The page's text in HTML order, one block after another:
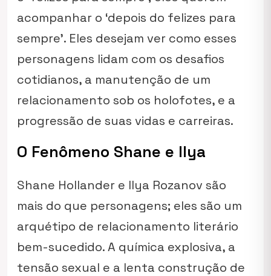
acompanhar o ‘depois do felizes para
sempre’. Eles desejam ver como esses
personagens lidam com os desafios
cotidianos, a manutenção de um
relacionamento sob os holofotes, e a
progressão de suas vidas e carreiras.
O Fenômeno Shane e Ilya
Shane Hollander e Ilya Rozanov são
mais do que personagens; eles são um
arquétipo de relacionamento literário
bem-sucedido. A química explosiva, a
tensão sexual e a lenta construção de